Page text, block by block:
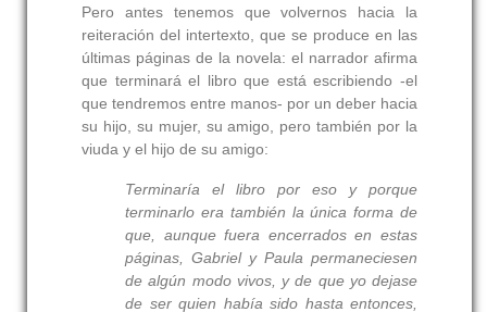
Pero antes tenemos que volvernos hacia la
reiteración del intertexto, que se produce en las
últimas páginas de la novela: el narrador afirma
que terminará el libro que está escribiendo -el
que tendremos entre manos- por un deber hacia
su hijo, su mujer, su amigo, pero también por la
viuda y el hijo de su amigo:
Terminaría el libro por eso y porque
terminarlo era también la única forma de
que, aunque fuera encerrados en estas
páginas, Gabriel y Paula permaneciesen
de algún modo vivos, y de que yo dejase
de ser quien había sido hasta entonces,